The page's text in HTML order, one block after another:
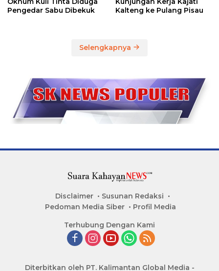
Pengedar Sabu Dibekuk
Kalteng ke Pulang Pisau
Selengkapnya
Disclaimer
Susunan Redaksi
Pedoman Media Siber
Profil Media
Terhubung Dengan Kami
Diterbitkan oleh PT. Kalimantan Global Media -